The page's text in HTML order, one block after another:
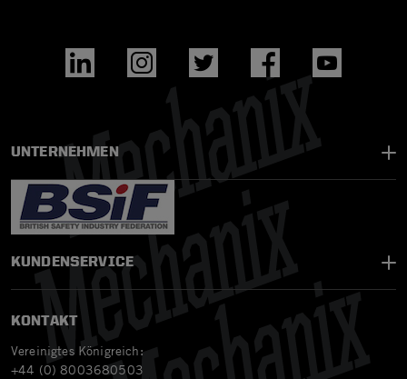
UNTERNEHMEN
KUNDENSERVICE
KONTAKT
Vereinigtes Königreich:
+44 (0) 8003680503